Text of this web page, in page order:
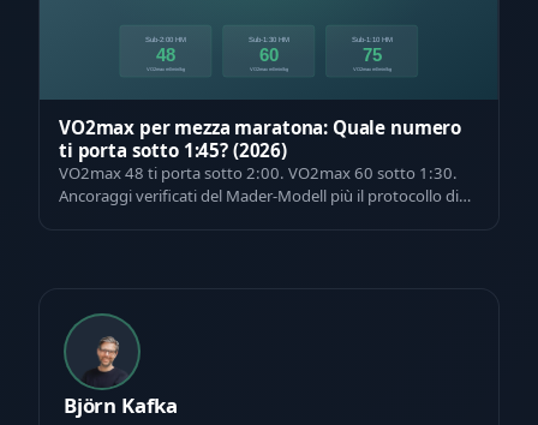
VO2max per mezza maratona: Quale numero
ti porta sotto 1:45? (2026)
VO2max 48 ti porta sotto 2:00. VO2max 60 sotto 1:30.
Ancoraggi verificati del Mader-Modell più il protocollo di
Björn Kafka